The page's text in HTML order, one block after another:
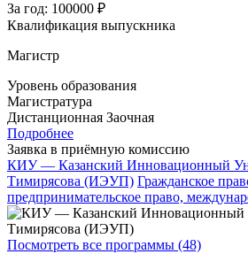
За год: 100000 ₽
Квалификация выпускника
Магистр
Уровень образования
Магистратура
Дистанционная Заочная
Подробнее
Заявка в приёмную комиссию
КИУ — Казанский Инновационный
Тимирясова (ИЭУП) Гражданское
предпринимательское право,
Посмотреть все программы (48)